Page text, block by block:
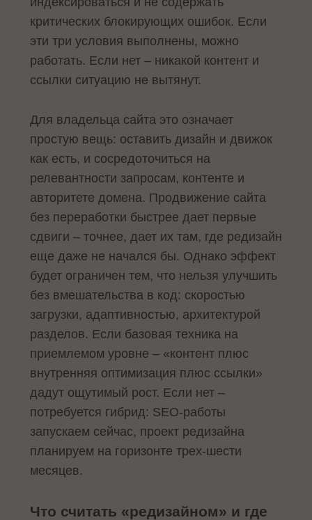
критических блокирующих ошибок. Если
эти три условия выполнены, можно
работать. Если нет – никакой контент и
ссылки ситуацию не вытянут.
Для владельца сайта это означает
простую вещь: оставить дизайн и движок
как есть, и сосредоточиться на
релевантности запросам, контенте и
авторитете домена. Продвижение сайта
без переработки быстрее дает первые
сдвиги – точнее, дает их там, где редизайн
еще даже не начался бы. Однако эффект
будет ограничен тем, что нельзя улучшить
без вмешательства в код: скоростью
загрузки, адаптивностью, архитектурой
разделов. Если базовая техника на
приемлемом уровне – «контент плюс
внутренняя оптимизация плюс ссылки»
дадут ощутимый рост. Если нет –
потребуется гибрид: SEO-работы
запускаем сейчас, проект редизайна
планируем на горизонте трех-шести
месяцев.
Что считать «редизайном» и где